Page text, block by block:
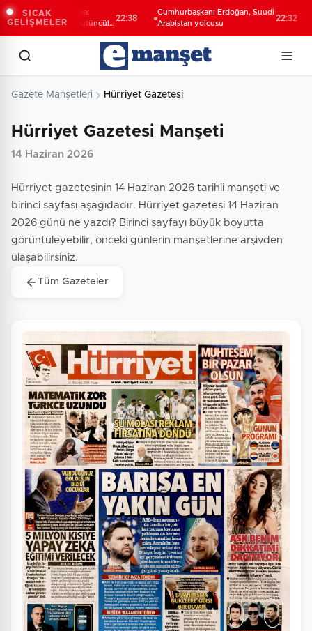
SICAK
GELİŞMELER
Vekili Şahin Biba:
geleceğini bütüncül
22:38
Cumhurbaşkanı Erdoğan, Suudi
Arabistan yolcusu
22:32
Gazete Manşetleri Hürriyet Gazetesi
Hürriyet Gazetesi Manşeti
14 Haziran 2026
Hürriyet gazetesinin 14 Haziran 2026 tarihli manşeti ve
birinci sayfası aşağıdadır. Hürriyet gazetesi 14 Haziran
2026 günü ne yazdı? Birinci sayfayı büyük boyutta
görüntüleyebilir, önceki günlerin manşetlerine arşivden
ulaşabilirsiniz.
Tüm Gazeteler